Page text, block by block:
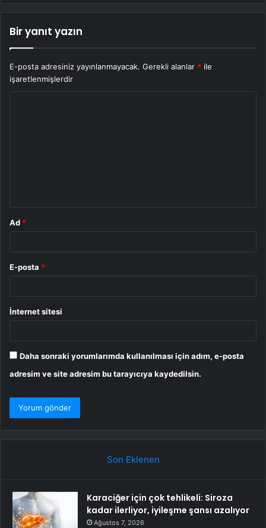
Bir yanıt yazın
E-posta adresiniz yayınlanmayacak. Gerekli alanlar * ile
işaretlenmişlerdir
Ad *
E-posta *
İnternet sitesi
Daha sonraki yorumlarımda kullanılması için adım, e-posta
adresim ve site adresim bu tarayıcıya kaydedilsin.
Son Eklenen
Karaciğer için çok tehlikeli: Siroza
kadar ilerliyor, iyileşme şansı azalıyor
Ağustos 7, 2026